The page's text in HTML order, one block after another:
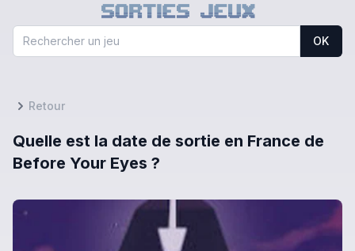
OK
Retour
Quelle est la date de sortie en France de
Before Your Eyes ?